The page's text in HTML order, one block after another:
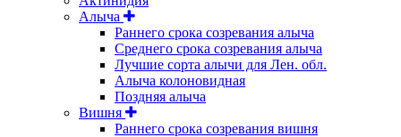
Алыча
Раннего срока созревания алыча
Среднего срока созревания алыча
Лучшие сорта алычи для Лен. обл.
Алыча колоновидная
Поздняя алыча
Вишня
Раннего срока созревания вишня